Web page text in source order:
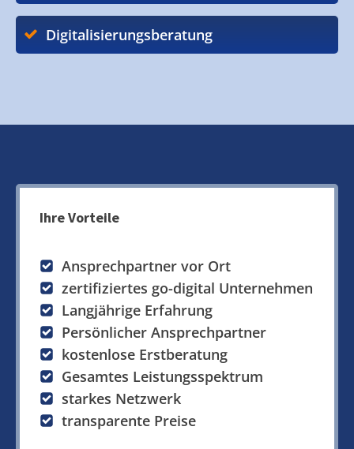
Digitalisierungsberatung
Ihre Vorteile
Ansprechpartner vor Ort
zertifiziertes go-digital Unternehmen
Langjährige Erfahrung
Persönlicher Ansprechpartner
kostenlose Erstberatung
Gesamtes Leistungsspektrum
starkes Netzwerk
transparente Preise